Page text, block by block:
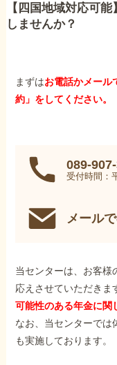
【四国地域対応可
しませんか？
まずはお電話かメール
約」をしてください。
089-
受付時間：
メール
当センターは、お客様
応えさせていただきま
可能性のある年金に関
なお、当センターでは
も実施しております。